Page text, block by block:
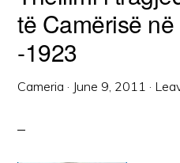
të Camërisë
-1923
Cameria · June 9, 2011 ·